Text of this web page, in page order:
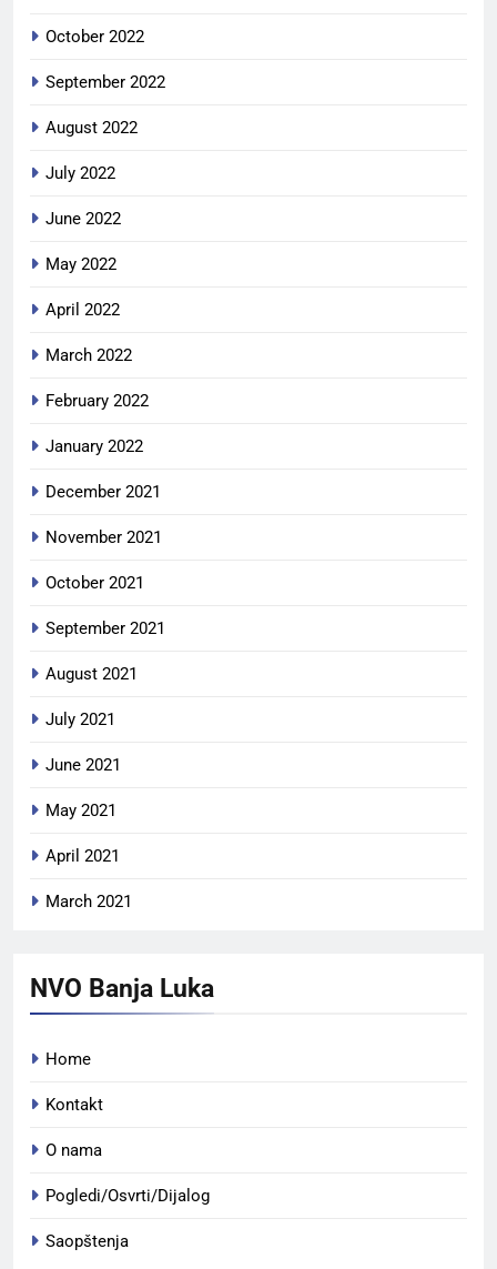
October 2022
September 2022
August 2022
July 2022
June 2022
May 2022
April 2022
March 2022
February 2022
January 2022
December 2021
November 2021
October 2021
September 2021
August 2021
July 2021
June 2021
May 2021
April 2021
March 2021
NVO Banja Luka
Home
Kontakt
O nama
Pogledi/Osvrti/Dijalog
Saopštenja